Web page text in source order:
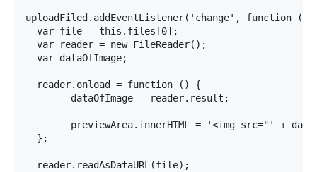
uploadFiled.addEventListener('change', function ()
  var file = this.files[0];
  var reader = new FileReader();
  var dataOfImage;
  reader.onload = function () {
  };
  reader.readAsDataURL(file);